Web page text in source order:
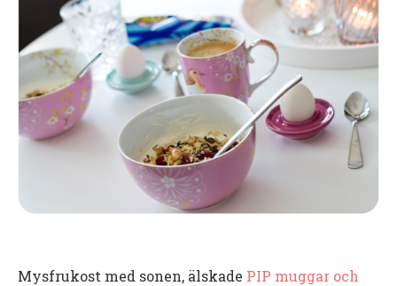
Mysfrukost med sonen, älskade PIP muggar och